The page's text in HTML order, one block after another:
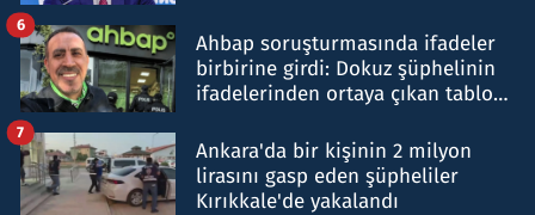
Ahbap soruşturmasında ifadeler
birbirine girdi: Dokuz şüphelinin
ifadelerinden ortaya çıkan tablo
6
Ankara'da bir kişinin 2 milyon
lirasını gasp eden şüpheliler
Kırıkkale'de yakalandı
7